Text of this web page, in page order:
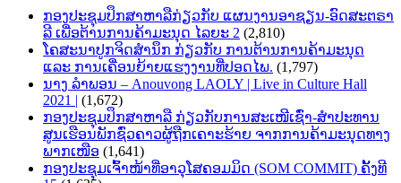
ກອງປະຊຸມປຶກສາຫາລືກ່ຽວກັບ ແຜນງານອາຊຽນ-ອົດສະຕຣາ
ລີ ເພື່ອຕ້ານການຄ້າມະນຸດ ໄລຍະ 2 (2,810)
ໂຄສະນາປູກຈິດສຳນຶກ ກ່ຽວກັບ ການຕ້ານການຄ້າມະນຸດ
ແລະ ການເຄື່ອນຍ້າຍແຮງງານທີ່ປອດໄພ. (1,797)
ນາງ ລຳພອນ – Anouvong LAOLY | Live in Culture Hall
2021 | (1,672)
ກອງປະຊຸມປຶກສາຫາລື ກ່ຽວກັບການສະເໜີເຊົ່າ-ສໍາປະທານ
ສູນເຮືອນພັກຊົ່ວຄາວຜູ້ຖືກເຄາະຮ້າຍ ຈາກການຄ້າມະນຸດທາງ
ພາກເໜືອ (1,641)
ກອງປະຊຸມເຈົ້າໜ້າທີ່ອາວຸໂສຄອມມິດ (SOM COMMIT) ຄັ້ງທີ